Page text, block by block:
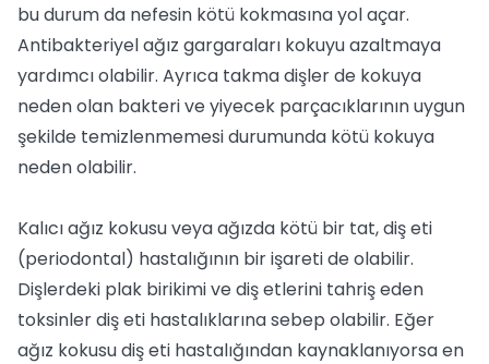
bu durum da nefesin kötü kokmasına yol açar.
Antibakteriyel ağız gargaraları kokuyu azaltmaya
yardımcı olabilir. Ayrıca takma dişler de kokuya
neden olan bakteri ve yiyecek parçacıklarının uygun
şekilde temizlenmemesi durumunda kötü kokuya
neden olabilir.
Kalıcı ağız kokusu veya ağızda kötü bir tat, diş eti
(periodontal) hastalığının bir işareti de olabilir.
Dişlerdeki plak birikimi ve diş etlerini tahriş eden
toksinler diş eti hastalıklarına sebep olabilir. Eğer
ağız kokusu diş eti hastalığından kaynaklanıyorsa en